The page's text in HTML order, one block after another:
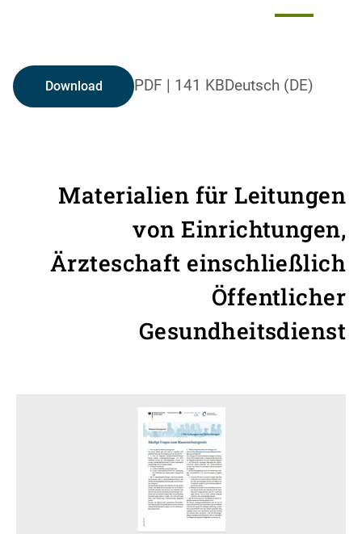
Deutsch (DE)
PDF | 141 KB
Download
Materialien für Leitungen
von Einrichtungen,
Ärzteschaft einschließlich
Öffentlicher
Gesundheitsdienst